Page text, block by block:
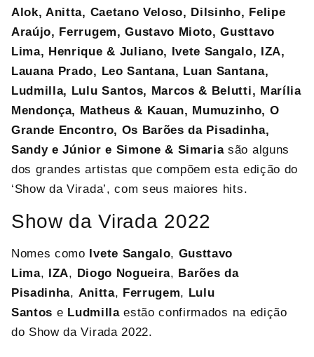
Alok, Anitta, Caetano Veloso, Dilsinho, Felipe
Araújo, Ferrugem, Gustavo Mioto, Gusttavo
Lima, Henrique & Juliano, Ivete Sangalo, IZA,
Lauana Prado, Leo Santana, Luan Santana,
Ludmilla, Lulu Santos, Marcos & Belutti, Marília
Mendonça, Matheus & Kauan, Mumuzinho, O
Grande Encontro, Os Barões da Pisadinha,
Sandy e Júnior e Simone & Simariasão alguns
dos grandes artistas que compõem esta edição do
‘Show da Virada’, com seus maiores hits.
Show da Virada 2022
Nomes como Ivete Sangalo, Gusttavo
Lima, IZA, Diogo Nogueira, Barões da
Pisadinha, Anitta, Ferrugem, Lulu
Santos e Ludmillaestão confirmados na edição
do Show da Virada 2022.